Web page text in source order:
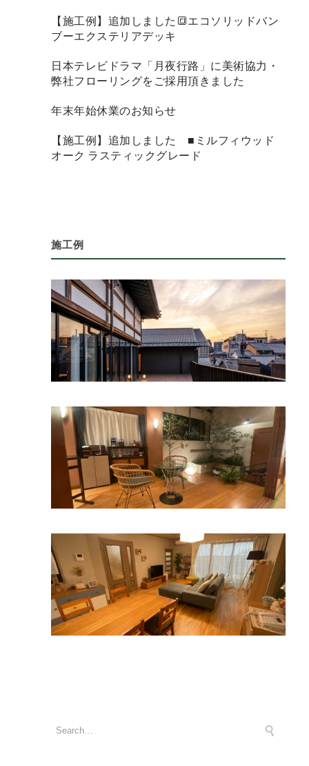
【施工例】追加しました🔳エコソリッドバン
ブーエクステリアデッキ
日本テレビドラマ「月夜行路」に美術協力・
弊社フローリングをご採用頂きました
年末年始休業のお知らせ
【施工例】追加しました ■ミルフィウッド
オーク ラスティックグレード
施工例